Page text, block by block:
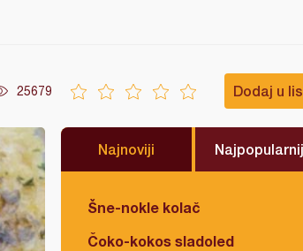
25679 Dodaj u
Najnoviji
Šne-nokle kolač
Čoko-kokos sladoled